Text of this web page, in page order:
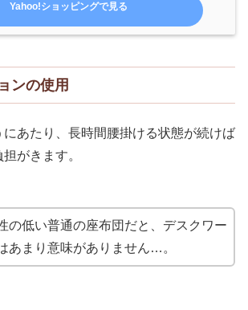
Yahoo!ショッピングで見る
ンの使用
あたり、長時間腰掛ける状態が続けば
がきます。
の低い普通の座布団だと、デスクワー
あまり意味がありません…。